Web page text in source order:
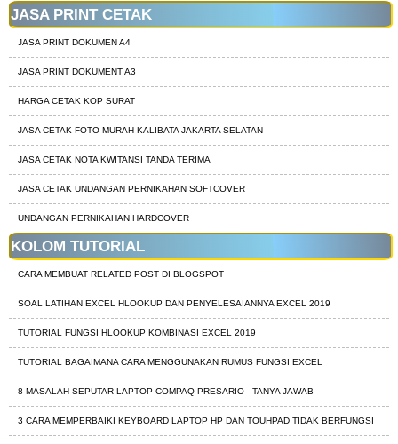
JASA PRINT CETAK
JASA PRINT DOKUMEN A4
JASA PRINT DOKUMENT A3
HARGA CETAK KOP SURAT
JASA CETAK FOTO MURAH KALIBATA JAKARTA SELATAN
JASA CETAK NOTA KWITANSI TANDA TERIMA
JASA CETAK UNDANGAN PERNIKAHAN SOFTCOVER
UNDANGAN PERNIKAHAN HARDCOVER
KOLOM TUTORIAL
CARA MEMBUAT RELATED POST DI BLOGSPOT
SOAL LATIHAN EXCEL HLOOKUP DAN PENYELESAIANNYA EXCEL 2019
TUTORIAL FUNGSI HLOOKUP KOMBINASI EXCEL 2019
TUTORIAL BAGAIMANA CARA MENGGUNAKAN RUMUS FUNGSI EXCEL
8 MASALAH SEPUTAR LAPTOP COMPAQ PRESARIO - TANYA JAWAB
3 CARA MEMPERBAIKI KEYBOARD LAPTOP HP DAN TOUHPAD TIDAK BERFUNGSI